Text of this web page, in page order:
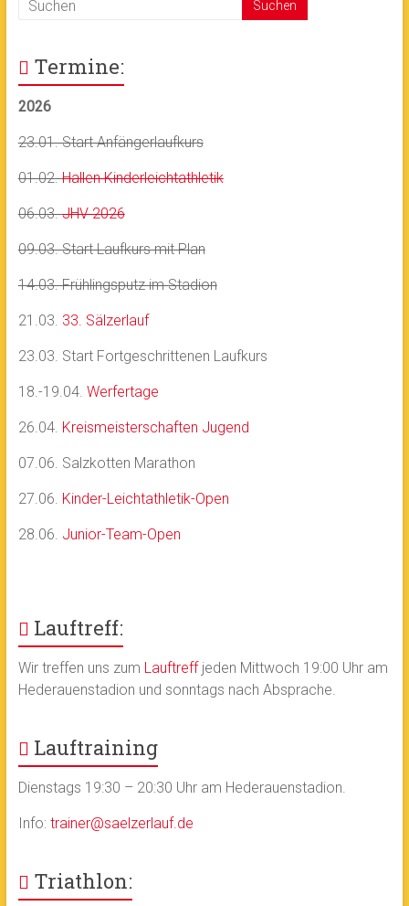
Termine:
2026
23.01. Start Anfängerlaufkurs
01.02.Hallen Kinderleichtathletik
06.03.JHV 2026
09.03. Start Laufkurs mit Plan
14.03. Frühlingsputz im Stadion
21.03. 33. Sälzerlauf
23.03. Start Fortgeschrittenen Laufkurs
18.-19.04. Werfertage
26.04. Kreismeisterschaften Jugend
07.06. Salzkotten Marathon
27.06. Kinder-Leichtathletik-Open
28.06. Junior-Team-Open
Lauftreff:
Wir treffen uns zum Lauftreffjeden Mittwoch 19:00 Uhr am
Hederauenstadion und sonntags nach Absprache.
Lauftraining
Dienstags 19:30 – 20:30 Uhr am Hederauenstadion.
Info: trainer@saelzerlauf.de
Triathlon: